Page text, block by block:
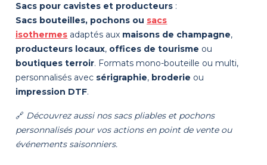
Sacs pour cavistes et producteurs :
Sacs bouteilles, pochons ou sacs
isothermes adaptés aux maisons de champagne,
producteurs locaux, offices de tourisme ou
boutiques terroir. Formats mono-bouteille ou multi,
personnalisés avec sérigraphie, broderie ou
impression DTF.
🔗 Découvrez aussi nossacs pliableset pochons
personnaliséspour vos actions en point de vente ou
événements saisonniers.